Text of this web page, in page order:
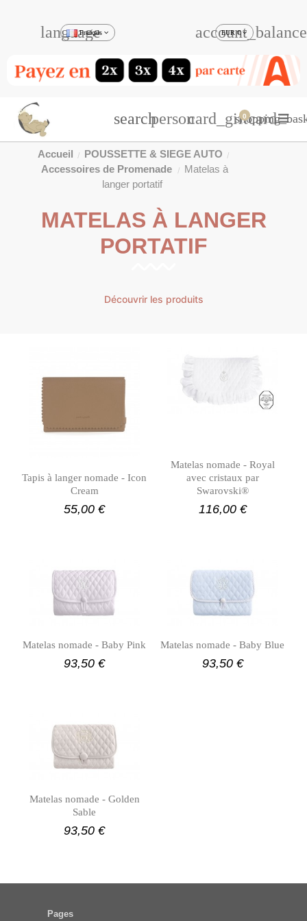
language
Français account_balance
EUR €
searchpersoncard_giftcard
0
Accueil
POUSSETTE & SIEGE AUTO
Accessoires de Promenade
Matelas à
langer portatif
MATELAS À LANGER
PORTATIF
Découvrir les produits
Tapis à langer nomade - Icon
Cream
55,00 €
Matelas nomade - Royal
avec cristaux par
Swarovski®
116,00 €
Matelas nomade - Baby Pink
93,50 €
Matelas nomade - Baby Blue
93,50 €
Matelas nomade - Golden
Sable
93,50 €
Pages